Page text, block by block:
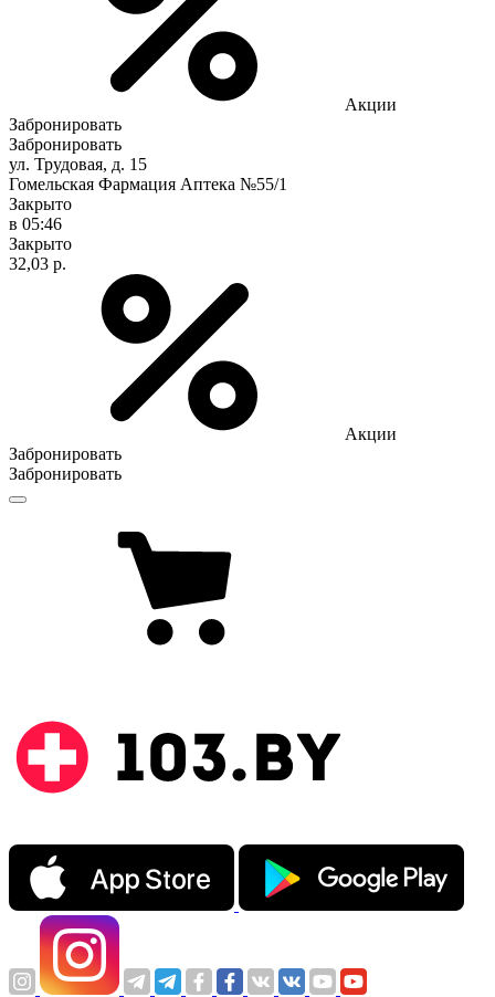
Акции
Забронировать
Забронировать
ул. Трудовая, д. 15
Гомельская Фармация Аптека №55/1
Закрыто
в 05:46
Закрыто
32,03 р.
Акции
Забронировать
Забронировать